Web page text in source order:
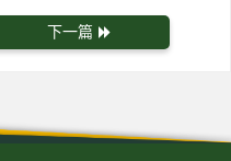
下一篇